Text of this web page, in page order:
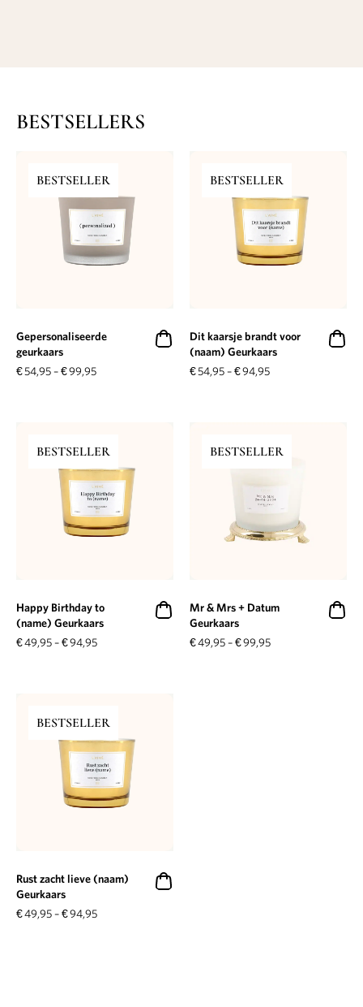
BESTSELLERS
BESTSELLER
Gepersonaliseerde
geurkaars
€54,95–€99,95
BESTSELLER
Dit kaarsje brandt voor
(naam) Geurkaars
€54,95–€94,95
BESTSELLER
Happy Birthday to
(name) Geurkaars
€49,95–€94,95
BESTSELLER
Mr & Mrs + Datum
Geurkaars
€49,95–€99,95
BESTSELLER
Rust zacht lieve (naam)
Geurkaars
€49,95–€94,95